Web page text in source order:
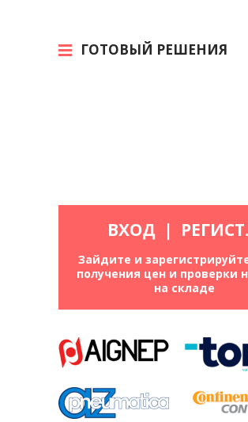
ГОТОВЫЙ РЕШЕНИЯ
ВХОД |
Зайдите и
получения цен и проверки
на складе